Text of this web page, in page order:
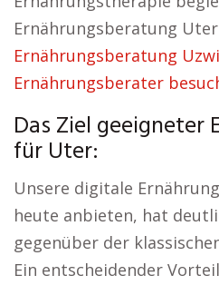
Ernährungsberatung Uter
Ernährungsberatung
Ernährungsberater
Das Ziel geeigneter
für Uter:
Unsere digitale
heute anbieten, hat
gegenüber der
Ein entscheidender